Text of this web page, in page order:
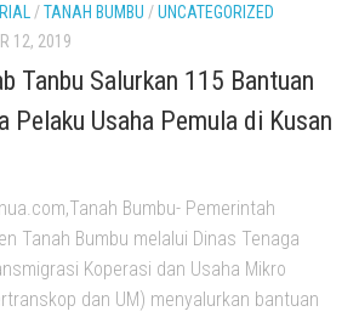
/TANAH BUMBU /UNCATEGORIZED
12, 2019
Tanbu Salurkan 115 Bantuan
Pelaku Usaha Pemula di Kusan
Bumbu- Pemerintah
Tanah Bumbu melalui Dinas Tenaga
Koperasi dan Usaha Mikro
dan UM) menyalurkan bantuan